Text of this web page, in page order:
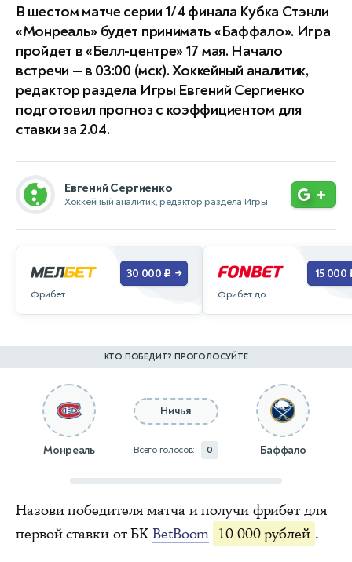
В шестом матче серии 1/4 финала Кубка Стэнли
«Монреаль» будет принимать «Баффало». Игра
пройдет в «Белл-центре» 17 мая. Начало
встречи — в 03:00 (мск). Хоккейный аналитик,
редактор раздела Игры Евгений Сергиенко
подготовил прогноз с коэффициентом для
ставки за 2.04.
Евгений Сергиенко
Хоккейный аналитик, редактор раздела Игры +
Фрибет
30 000 ₽ →
Фрибет до
15 000
КТО ПОБЕДИТ? ПРОГОЛОСУЙТЕ
Монреаль
Ничья
Всего голосов: 0 Баффало
Назови победителя матча и получи фрибет для
первой ставки от БК BetBoom 10 000 рублей .